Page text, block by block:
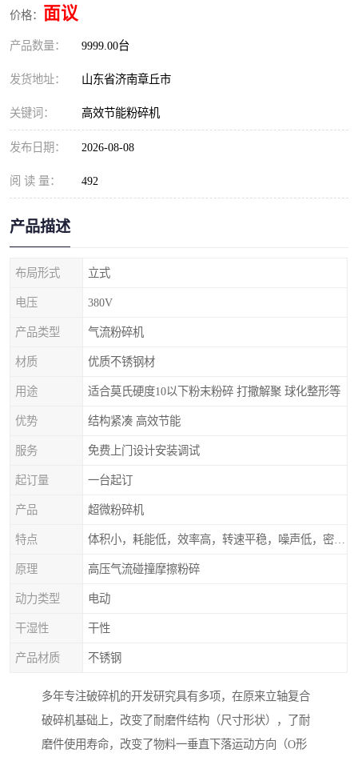
价格： 面议
产品数量： 9999.00台
发货地址： 山东省济南章丘市
关键词： 高效节能粉碎机
发布日期： 2026-08-08
阅 读 量： 492
产品描述
布局形式 立式
电压 380V
产品类型 气流粉碎机
材质 优质不锈钢材
用途 适合莫氏硬度10以下粉末粉碎 打撒解聚 球化整形等
优势 结构紧凑 高效节能
服务 免费上门设计安装调试
起订量 一台起订
产品 超微粉碎机
特点
原理 高压气流碰撞摩擦粉碎
动力类型 电动
干湿性 干性
产品材质 不锈钢
多年专注破碎机的开发研究具有多项，在原来立轴复合
破碎机基础上，改变了耐磨件结构（尺寸形状），了耐
磨件使用寿命，改变了物料一垂直下落运动方向（O形